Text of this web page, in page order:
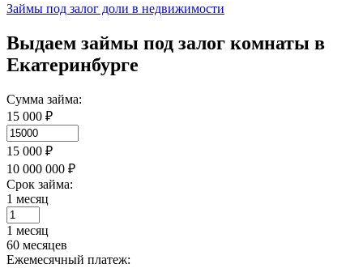
Займы под залог доли в недвижимости
Выдаем займы под залог комнаты в
Екатеринбурге
Сумма займа:
15 000 ₽
15 000 ₽
10 000 000 ₽
Срок займа:
1 месяц
1 месяц
60 месяцев
Ежемесячный платеж: